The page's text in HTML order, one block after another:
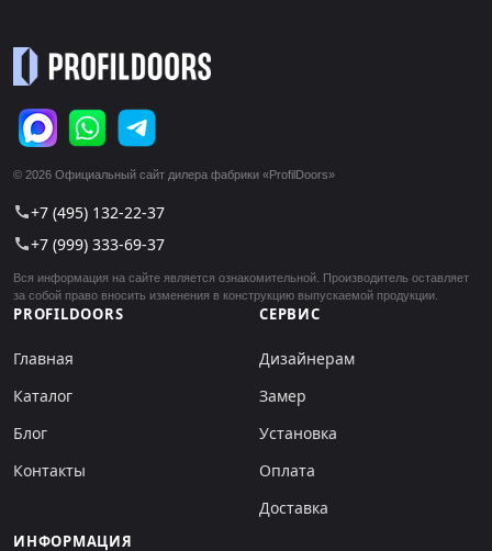
© 2026 Официальный сайт дилера фабрики «ProfilDoors»
call+7 (495) 132-22-37
call+7 (999) 333-69-37
Вся информация на сайте является ознакомительной. Производитель оставляет
за собой право вносить изменения в конструкцию выпускаемой продукции.
PROFILDOORS
Главная
Каталог
Блог
Контакты
СЕРВИС
Дизайнерам
Замер
Установка
Оплата
Доставка
ИНФОРМАЦИЯ